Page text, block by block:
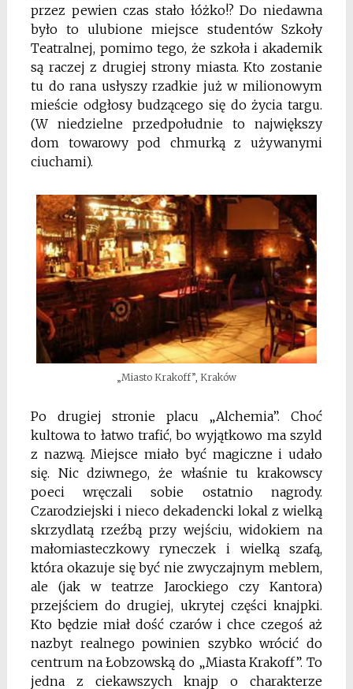
przez pewien czas stało łóżko!? Do niedawna
było to ulubione miejsce studentów Szkoły
Teatralnej, pomimo tego, że szkoła i akademik
są raczej z drugiej strony miasta. Kto zostanie
tu do rana usłyszy rzadkie już w milionowym
mieście odgłosy budzącego się do życia targu.
(W niedzielne przedpołudnie to największy
dom towarowy pod chmurką z używanymi
ciuchami).
„Miasto Krakoff”, Kraków
Po drugiej stronie placu „Alchemia”. Choć
kultowa to łatwo trafić, bo wyjątkowo ma szyld
z nazwą. Miejsce miało być magiczne i udało
się. Nic dziwnego, że właśnie tu krakowscy
poeci wręczali sobie ostatnio nagrody.
Czarodziejski i nieco dekadencki lokal z wielką
skrzydlatą rzeźbą przy wejściu, widokiem na
małomiasteczkowy ryneczek i wielką szafą,
która okazuje się być nie zwyczajnym meblem,
ale (jak w teatrze Jarockiego czy Kantora)
przejściem do drugiej, ukrytej części knajpki.
Kto będzie miał dość czarów i chce czegoś aż
nazbyt realnego powinien szybko wrócić do
centrum na Łobzowską do „Miasta Krakoff”. To
jedna z ciekawszych knajp o charakterze